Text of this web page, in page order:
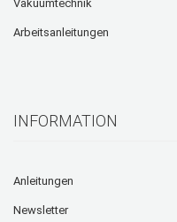
Vakuumtechnik
Arbeitsanleitungen
INFORMATION
Anleitungen
Newsletter